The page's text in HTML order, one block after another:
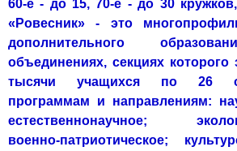
60-е - до 15, 70-е - до 30
«Ровесник» - это
дополнительного
объединениях, секци­ях которого
тысячи учащихся по 26
программам и направлениям:
естественнонаучное;
военно-патриотическое;